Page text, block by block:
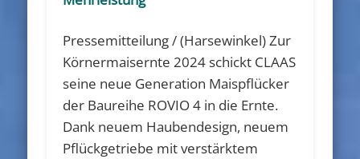
Pressemitteilung / (Harsewinkel) Zur
Körnermaisernte 2024 schickt CLAAS
seine neue Generation Maispflücker
der Baureihe ROVIO 4 in die Ernte.
Dank neuem Haubendesign, neuem
Pflückgetriebe mit verstärktem